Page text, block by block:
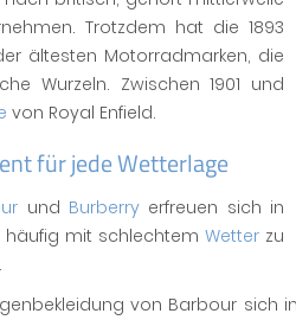
Trotzdem hat die 1893
ältesten Motorradmarken, die
Wurzeln. Zwischen 1901 und
von Royal Enfield.
für jede Wetterlage
und Burberryerfreuen sich in
häufig mit schlechtemWetter zu
von Barbour